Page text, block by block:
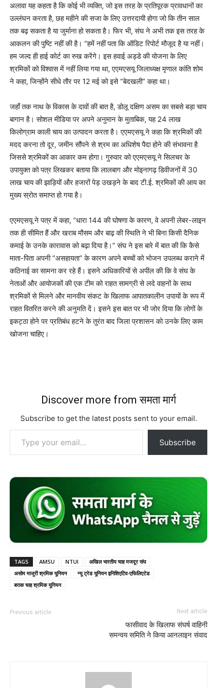
अलावा यह कहता है कि कोई भी व्यक्ति, जो इस तरह के प्रतिपूरक प्रावधानों का
उल्लंघन करता है, छह महीने की सजा के लिए उत्तरदायी होगा जो कि तीन साल
तक बढ़ सकता है या जुर्माना हो सकता है। फिर भी, संघ ने अभी तक इस तरह के
आकलन की पुष्टि नहीं की है। “हमें नहीं पता कि ऑडिट रिपोर्ट मौजूद है या नहीं।
हम जल्द ही हाई कोर्ट का रुख करेंगे। इस हवाई अड्डे की योजना के लिए
श्रमिकों को विश्वास में नहीं लिया गया था, एएमएसयू जिलाध्यक्ष मृणाल कांति शोम
ने कहा, जिन्होंने सीधे तौर पर 12 मई को इसे “बेदखली” कहा था।
जहाँ तक ​​नाथ के विकास के दावों की बात है, डोलू दक्षिण असम का सबसे बड़ा चाय
बागान है। सोशल मीडिया पर अपने अनुमान के मुताबिक, यह 24 लाख
किलोग्राम काली चाय का उत्पादन करता है। एएमएसयू ने कहा कि श्रमिकों की
मदद करना तो दूर, जमीन सौंपने से श्रम का अधिशेष पैदा होने की संभावना है
जिससे श्रमिकों का आकार कम होगा। गुरुवार को एएमएसयू ने सिलचर के
उपायुक्त को पत्र लिखकर बताया कि लालबाग और मोइनागढ़ डिवीजनों में 30
लाख चाय की झाड़ियों और हजारों पेड़ उखड़ने के बाद टी.ई. श्रमिकों की आय का
मुख्य स्रोत समाप्त हो गया है।
एएमएसयू ने पत्र में कहा, “धारा 144 की घोषणा के कारण, वे अपनी लेबर-लाइन
तक ही सीमित हैं और खराब मौसम और बाढ़ की स्थिति ने भी बिना किसी दैनिक
कमाई के उनके कारावास को बढ़ा दिया है।” संघ ने इस बारे में बात की कि कैसे
माता-पिता अपनी “असहायता” के कारण अपने बच्चों को भोजन उपलब्ध कराने में
कठिनाई का सामना कर रहे हैं। इसने अधिकारियों से अपील की कि वे संघ के
नेताओं और आयोजकों की एक टीम को राहत सामग्री से लदे वाहनों के साथ
श्रमिकों से मिलने और मानवीय संकट के खिलाफ आपातकालीन उपायों के रूप में
राहत वितरित करने की अनुमति दें। इसने इस बात पर भी जोर दिया कि लोगों के
इकट्ठा होने पर प्रतिबंध हटने के तुरंत बाद जिला प्रशासन को उनके लिए काम
खोजना चाहिए।
Discover more from समता मार्ग
Subscribe to get the latest posts sent to your email.
Type your email…
Subscribe
TAGS AMSU NTUI
अखिल भारतीय चाह मजदूर संघ
असोम माजुरी श्रमिक यूनियन
न्यू ट्रेड यूनियन इनिशिएटिव-एफिलिएटेड
बराक चाह श्रमिक यूनियन
Previous article Next article
फासीवाद के खिलाफ संघर्ष वाहिनी
समन्वय समिति ने किया आनलाइन संवाद